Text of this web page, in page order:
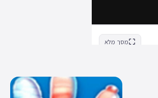
מסך מלא